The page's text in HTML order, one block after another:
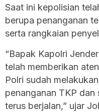
Saat ini kepolisian
berupa penanganan
serta rangkaian
“Bapak Kapolri
telah memberikan
Polri sudah
penanganan TKP
terus berjalan,” ujar